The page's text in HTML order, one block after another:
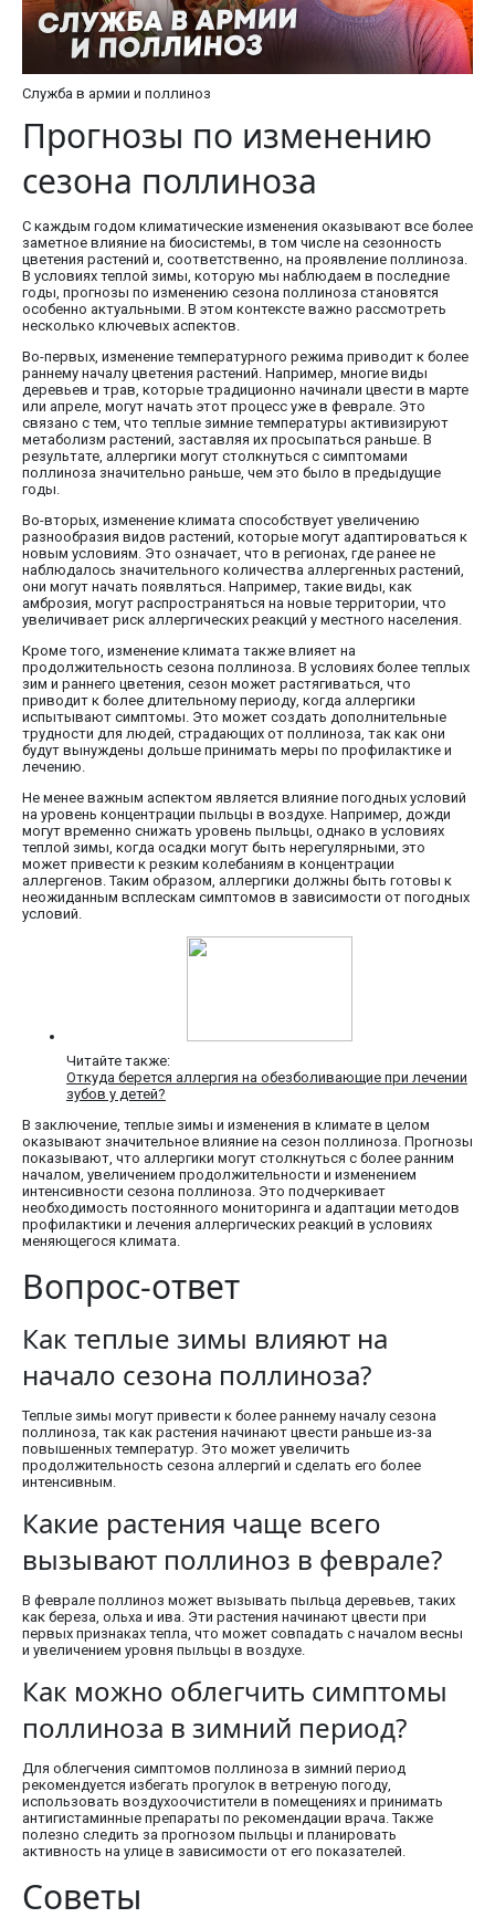
Служба в армии и поллиноз
Прогнозы по изменению
сезона поллиноза
С каждым годом климатические изменения оказывают все более
заметное влияние на биосистемы, в том числе на сезонность
цветения растений и, соответственно, на проявление поллиноза.
В условиях теплой зимы, которую мы наблюдаем в последние
годы, прогнозы по изменению сезона поллиноза становятся
особенно актуальными. В этом контексте важно рассмотреть
несколько ключевых аспектов.
Во-первых, изменение температурного режима приводит к более
раннему началу цветения растений. Например, многие виды
деревьев и трав, которые традиционно начинали цвести в марте
или апреле, могут начать этот процесс уже в феврале. Это
связано с тем, что теплые зимние температуры активизируют
метаболизм растений, заставляя их просыпаться раньше. В
результате, аллергики могут столкнуться с симптомами
поллиноза значительно раньше, чем это было в предыдущие
годы.
Во-вторых, изменение климата способствует увеличению
разнообразия видов растений, которые могут адаптироваться к
новым условиям. Это означает, что в регионах, где ранее не
наблюдалось значительного количества аллергенных растений,
они могут начать появляться. Например, такие виды, как
амброзия, могут распространяться на новые территории, что
увеличивает риск аллергических реакций у местного населения.
Кроме того, изменение климата также влияет на
продолжительность сезона поллиноза. В условиях более теплых
зим и раннего цветения, сезон может растягиваться, что
приводит к более длительному периоду, когда аллергики
испытывают симптомы. Это может создать дополнительные
трудности для людей, страдающих от поллиноза, так как они
будут вынуждены дольше принимать меры по профилактике и
лечению.
Не менее важным аспектом является влияние погодных условий
на уровень концентрации пыльцы в воздухе. Например, дожди
могут временно снижать уровень пыльцы, однако в условиях
теплой зимы, когда осадки могут быть нерегулярными, это
может привести к резким колебаниям в концентрации
аллергенов. Таким образом, аллергики должны быть готовы к
неожиданным всплескам симптомов в зависимости от погодных
условий.
Читайте также:
Откуда берется аллергия на обезболивающие при лечении
зубов у детей?
В заключение, теплые зимы и изменения в климате в целом
оказывают значительное влияние на сезон поллиноза. Прогнозы
показывают, что аллергики могут столкнуться с более ранним
началом, увеличением продолжительности и изменением
интенсивности сезона поллиноза. Это подчеркивает
необходимость постоянного мониторинга и адаптации методов
профилактики и лечения аллергических реакций в условиях
меняющегося климата.
Вопрос-ответ
Как теплые зимы влияют на
начало сезона поллиноза?
Теплые зимы могут привести к более раннему началу сезона
поллиноза, так как растения начинают цвести раньше из-за
повышенных температур. Это может увеличить
продолжительность сезона аллергий и сделать его более
интенсивным.
Какие растения чаще всего
вызывают поллиноз в феврале?
В феврале поллиноз может вызывать пыльца деревьев, таких
как береза, ольха и ива. Эти растения начинают цвести при
первых признаках тепла, что может совпадать с началом весны
и увеличением уровня пыльцы в воздухе.
Как можно облегчить симптомы
поллиноза в зимний период?
Для облегчения симптомов поллиноза в зимний период
рекомендуется избегать прогулок в ветреную погоду,
использовать воздухоочистители в помещениях и принимать
антигистаминные препараты по рекомендации врача. Также
полезно следить за прогнозом пыльцы и планировать
активность на улице в зависимости от его показателей.
Советы